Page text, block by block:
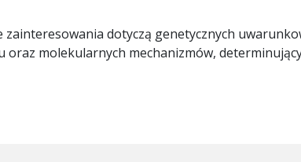
dotyczą genetycznych
molekularnych mechanizmów,